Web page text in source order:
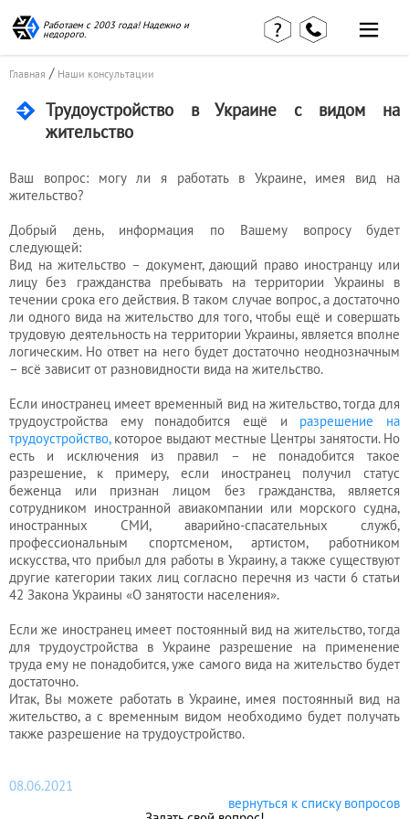
Работаем с 2003 года! Надежно и
недорого.
Главная / Наши консультации
Трудоустройство в Украине с видом на
жительство
Ваш вопрос: могу ли я работать в Украине, имея вид на
жительство?
Добрый день, информация по Вашему вопросу будет
следующей:
Вид на жительство – документ, дающий право иностранцу или
лицу без гражданства пребывать на территории Украины в
течении срока его действия. В таком случае вопрос, а достаточно
ли одного вида на жительство для того, чтобы ещё и совершать
трудовую деятельность на территории Украины, является вполне
логическим. Но ответ на него будет достаточно неоднозначным
– всё зависит от разновидности вида на жительство.
Если иностранец имеет временный вид на жительство, тогда для
трудоустройства ему понадобится ещё и разрешение на
трудоустройство,которое выдают местные Центры занятости. Но
есть и исключения из правил – не понадобится такое
разрешение, к примеру, если иностранец получил статус
беженца или признан лицом без гражданства, является
сотрудником иностранной авиакомпании или морского судна,
иностранных СМИ, аварийно-спасательных служб,
профессиональным спортсменом, артистом, работником
искусства, что прибыл для работы в Украину, а также существуют
другие категории таких лиц согласно перечня из части 6 статьи
42 Закона Украины «О занятости населения».
Если же иностранец имеет постоянный вид на жительство, тогда
для трудоустройства в Украине разрешение на применение
труда ему не понадобится, уже самого вида на жительство будет
достаточно.
Итак, Вы можете работать в Украине, имея постоянный вид на
жительство, а с временным видом необходимо будет получать
также разрешение на трудоустройство.
08.06.2021
вернуться к списку вопросов
Главная
страница
Отзывы
клиентов
Контакты
деталях
Наши
консультации
услуги
Услуги
бухгалтера
юриста
Услуги
регистратора
Кадровый
аутсорсинг
Лицензии
и
разрешения